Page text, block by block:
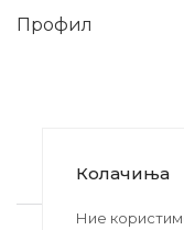
Профил
2020-2024 ©
Колачиња
Ние